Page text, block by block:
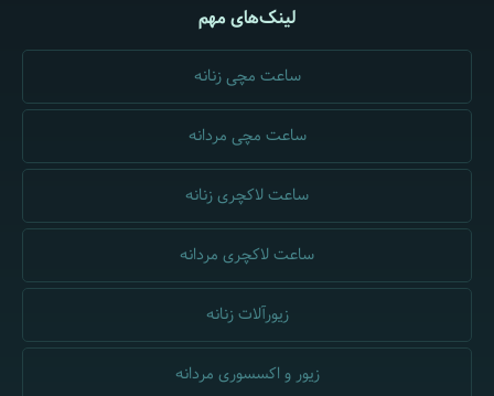
لینک‌های مهم
ساعت مچی زنانه
ساعت مچی مردانه
ساعت لاکچری زنانه
ساعت لاکچری مردانه
زیورآلات زنانه
زیور و اکسسوری مردانه